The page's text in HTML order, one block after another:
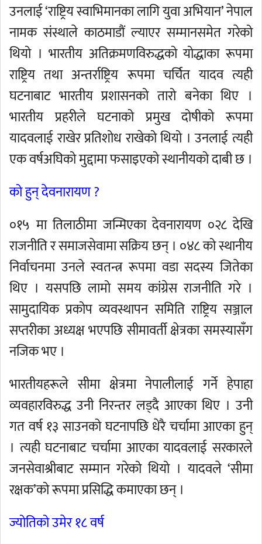
उनलाई ‘राष्ट्रिय स्वाभिमानका लागि युवा अभियान’ नेपाल
नामक संस्थाले काठमाडौं ल्याएर सम्मानसमेत गरेको
थियो । भारतीय अतिक्रमणविरुद्धको योद्धाका रूपमा
राष्ट्रिय तथा अन्तर्राष्ट्रिय रूपमा चर्चित यादव त्यही
घटनाबाट भारतीय प्रशासनको तारो बनेका थिए ।
भारतीय प्रहरीले घटनाको प्रमुख दोषीको रूपमा
यादवलाई राखेर प्रतिशोध राखेको थियो । उनलाई त्यही
एक वर्षअघिको मुद्दामा फसाइएको स्थानीयको दाबी छ ।
को हुन् देवनारायण ?
०१५ मा तिलाठीमा जन्मिएका देवनारायण ०२८ देखि
राजनीति र समाजसेवामा सक्रिय छन् । ०४८ को स्थानीय
निर्वाचनमा उनले स्वतन्त्र रूपमा वडा सदस्य जितेका
थिए । यसपछि लामो समय कांग्रेस राजनीति गरे ।
सामुदायिक प्रकोप व्यवस्थापन समिति राष्ट्रिय सञ्जाल
सप्तरीका अध्यक्ष भएपछि सीमावर्ती क्षेत्रका समस्यासँग
नजिक भए ।
भारतीयहरूले सीमा क्षेत्रमा नेपालीलाई गर्ने हेपाहा
व्यवहारविरुद्ध उनी निरन्तर लड्दै आएका थिए । उनी
गत वर्ष १३ साउनको घटनापछि धेरै चर्चामा आएका हुन्
। त्यही घटनाबाट चर्चामा आएका यादवलाई सरकारले
जनसेवाश्रीबाट सम्मान गरेको थियो । यादवले ‘सीमा
रक्षक’को रूपमा प्रसिद्धि कमाएका छन् ।
ज्योतिको उमेर १८ वर्ष